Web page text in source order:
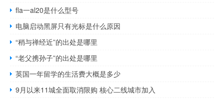
fla一al20是什么型号
电脑启动黑屏只有光标是什么原因
“稍与禅经近”的出处是哪里
“老父携孙子”的出处是哪里
英国一年留学的生活费大概是多少
9月以来11城全面取消限购 核心二线城市加入